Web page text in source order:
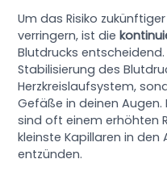
Um das Risiko
verringern, ist die
Blutdrucks
Stabilisierung des
Herzkreislaufsystem,
Gefäße in deinen
sind oft einem erhöhten
kleinste Kapillaren in
entzünden.